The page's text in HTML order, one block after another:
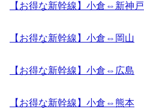
【お得な新幹線】小倉⇔新神戸
【お得な新幹線】小倉⇔岡山
【お得な新幹線】小倉⇔広島
【お得な新幹線】小倉⇔熊本